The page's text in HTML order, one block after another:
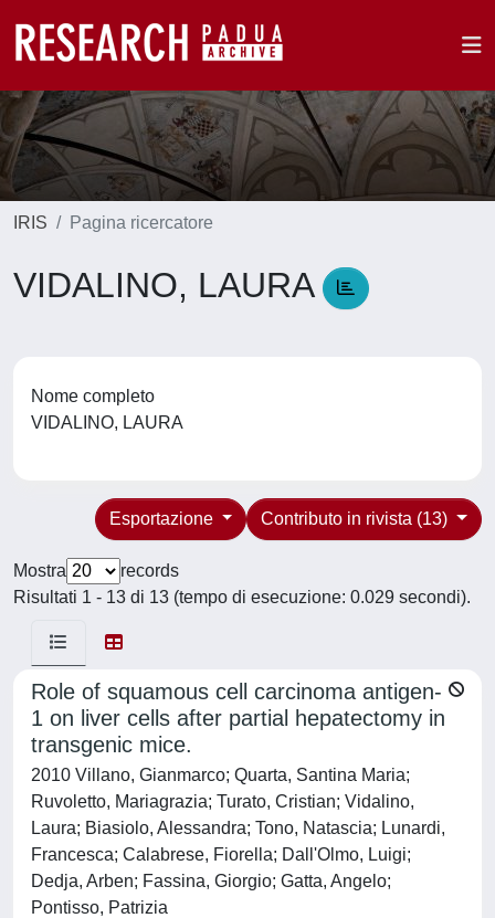
IRIS Pagina ricercatore
VIDALINO, LAURA
Nome completo
VIDALINO, LAURA
Contributo in rivista (13)
Esportazione
Mostra
records
Risultati 1 - 13 di 13 (tempo di esecuzione: 0.029 secondi).
Role of squamous cell carcinoma antigen-
1 on liver cells after partial hepatectomy in
transgenic mice.
2010 Villano, Gianmarco; Quarta, Santina Maria;
Ruvoletto, Mariagrazia; Turato, Cristian; Vidalino,
Laura; Biasiolo, Alessandra; Tono, Natascia; Lunardi,
Francesca; Calabrese, Fiorella; Dall'Olmo, Luigi;
Dedja, Arben; Fassina, Giorgio; Gatta, Angelo;
Pontisso, Patrizia